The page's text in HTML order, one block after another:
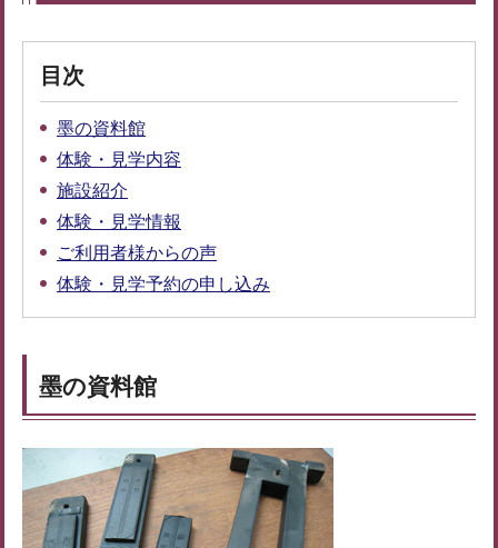
目次
墨の資料館
体験・見学内容
施設紹介
体験・見学情報
ご利用者様からの声
体験・見学予約の申し込み
墨の資料館